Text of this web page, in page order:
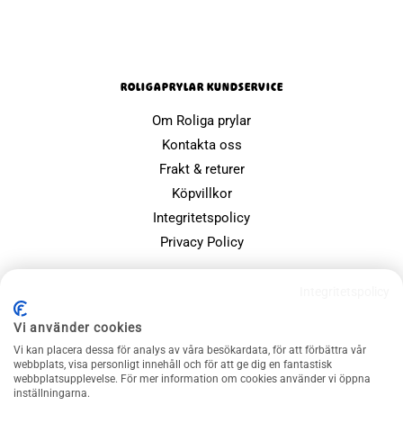
ROLIGAPRYLAR KUNDSERVICE
Om Roliga prylar
Kontakta oss
Frakt & returer
Köpvillkor
Integritetspolicy
Privacy Policy
Julklappsspelet
Merchandise
Vi använder cookies
Vi kan placera dessa för analys av våra besökardata, för att förbättra vår
webbplats, visa personligt innehåll och för att ge dig en fantastisk
webbplatsupplevelse. För mer information om cookies använder vi öppna
inställningarna.